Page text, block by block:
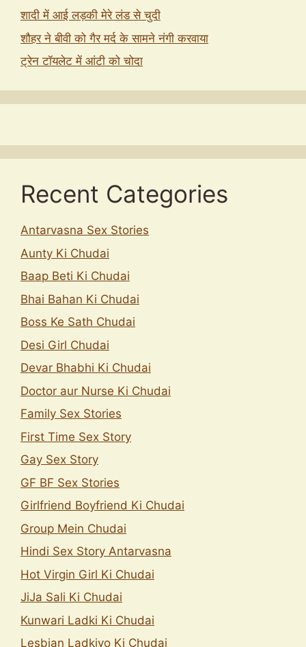
शादी में आई लड़की मेरे लंड से चुदी
शौहर ने बीवी को गैर मर्द के सामने नंगी करवाया
ट्रेन टॉयलेट में आंटी को चोदा
Recent Categories
Antarvasna Sex Stories
Aunty Ki Chudai
Baap Beti Ki Chudai
Bhai Bahan Ki Chudai
Boss Ke Sath Chudai
Desi Girl Chudai
Devar Bhabhi Ki Chudai
Doctor aur Nurse Ki Chudai
Family Sex Stories
First Time Sex Story
Gay Sex Story
GF BF Sex Stories
Girlfriend Boyfriend Ki Chudai
Group Mein Chudai
Hindi Sex Story Antarvasna
Hot Virgin Girl Ki Chudai
JiJa Sali Ki Chudai
Kunwari Ladki Ki Chudai
Lesbian Ladkiyo Ki Chudai